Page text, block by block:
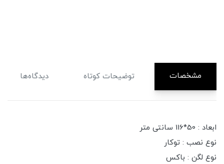
مشخصات توضیحات کوتاه دیدگاه‌ها
ابعاد : 50*116 سانتی متر
نوع نصب : توکار
نوع لگن : باکس